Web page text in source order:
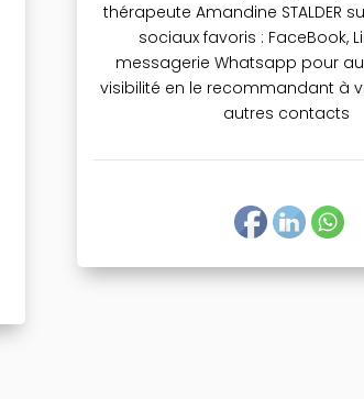
thérapeute Amandine STALDER
sociaux favoris : FaceBook,
messagerie Whatsapp pour
visibilité en le recommandant à
autres contacts